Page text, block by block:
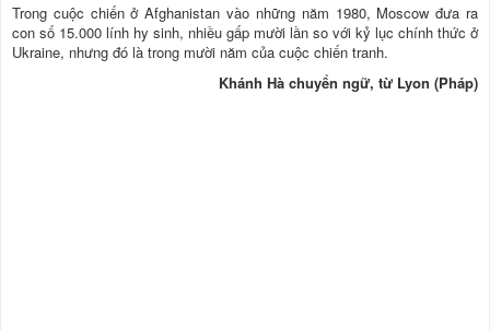
Trong cuộc chiến ở Afghanistan vào những năm 1980, Moscow đưa ra
con số 15.000 lính hy sinh, nhiều gấp mười lần so với kỷ lục chính thức ở
Ukraine, nhưng đó là trong mười năm của cuộc chiến tranh.
Khánh Hà chuyển ngữ, từ Lyon (Pháp)